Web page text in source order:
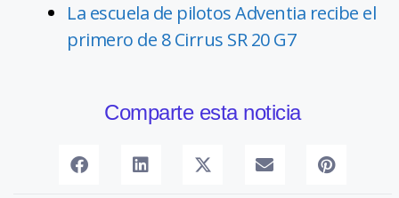
La escuela de pilotos Adventia recibe el
primero de 8 Cirrus SR 20 G7
Comparte esta noticia